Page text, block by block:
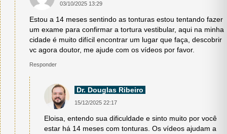
03/10/2025 13:29
Estou a 14 meses sentindo as tonturas estou tentando fazer
um exame para confirmar a tortura vestibular, aqui na minha
cidade é muito difícil encontrar um lugar que faça, descobrir
vc agora doutor, me ajude com os vídeos por favor.
Responder
Dr. Douglas Ribeiro
15/12/2025 22:17
Eloisa, entendo sua dificuldade e sinto muito por você
estar há 14 meses com tonturas. Os vídeos ajudam a